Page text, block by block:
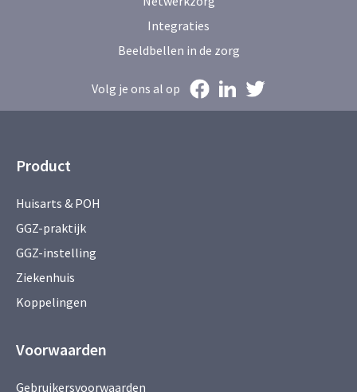
Integraties
Beeldbellen in de zorg
Volg je ons al op
Product
Huisarts & POH
GGZ-praktijk
GGZ-instelling
Ziekenhuis
Koppelingen
Voorwaarden
Gebruikersvoorwaarden